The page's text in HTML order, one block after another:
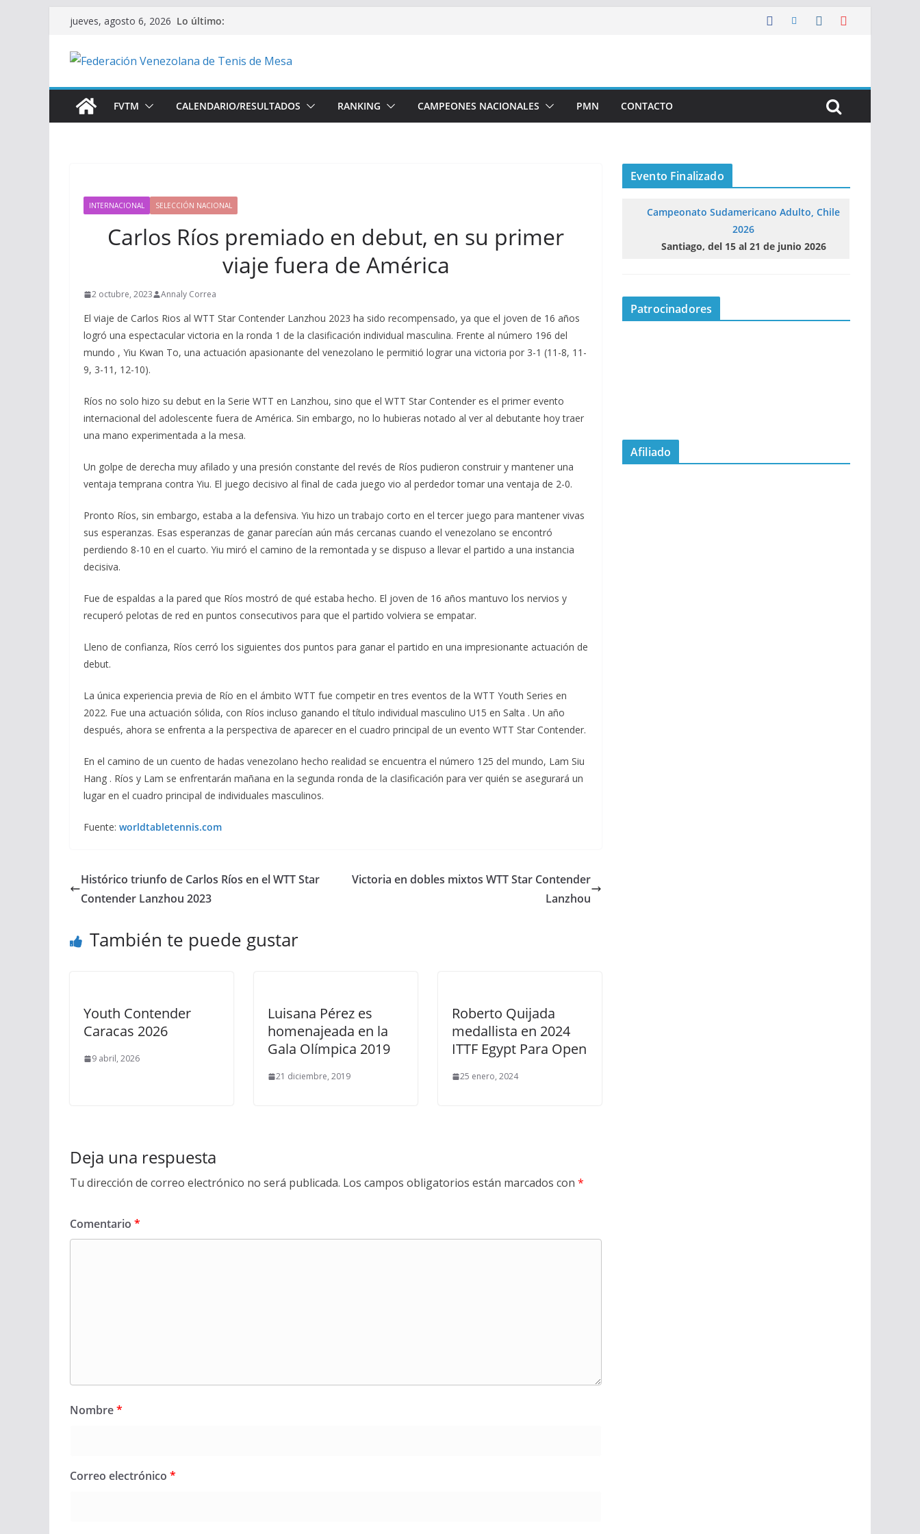
Saltar
contenido
jueves, agosto 6, 2026 Lo último:
FVTM CALENDARIO/RESULTADOS RANKING CAMPEONES NACIONALES PMN CONTACTO
INTERNACIONAL SELECCIÓN NACIONAL
Carlos Ríos premiado en debut, en su primer
viaje fuera de América
2 octubre, 2023 Annaly Correa
El viaje de Carlos Rios al WTT Star Contender Lanzhou 2023 ha sido recompensado, ya que el joven de 16 años
logró una espectacular victoria en la ronda 1 de la clasificación individual masculina. Frente al número 196 del
mundo , Yiu Kwan To, una actuación apasionante del venezolano le permitió lograr una victoria por 3-1 (11-8, 11-
9, 3-11, 12-10).
Ríos no solo hizo su debut en la Serie WTT en Lanzhou, sino que el WTT Star Contender es el primer evento
internacional del adolescente fuera de América. Sin embargo, no lo hubieras notado al ver al debutante hoy traer
una mano experimentada a la mesa.
Un golpe de derecha muy afilado y una presión constante del revés de Ríos pudieron construir y mantener una
ventaja temprana contra Yiu. El juego decisivo al final de cada juego vio al perdedor tomar una ventaja de 2-0.
Pronto Ríos, sin embargo, estaba a la defensiva. Yiu hizo un trabajo corto en el tercer juego para mantener vivas
sus esperanzas. Esas esperanzas de ganar parecían aún más cercanas cuando el venezolano se encontró
perdiendo 8-10 en el cuarto. Yiu miró el camino de la remontada y se dispuso a llevar el partido a una instancia
decisiva.
Fue de espaldas a la pared que Ríos mostró de qué estaba hecho. El joven de 16 años mantuvo los nervios y
recuperó pelotas de red en puntos consecutivos para que el partido volviera se empatar.
Lleno de confianza, Ríos cerró los siguientes dos puntos para ganar el partido en una impresionante actuación de
debut.
La única experiencia previa de Río en el ámbito WTT fue competir en tres eventos de la WTT Youth Series en
2022. Fue una actuación sólida, con Ríos incluso ganando el título individual masculino U15 en Salta . Un año
después, ahora se enfrenta a la perspectiva de aparecer en el cuadro principal de un evento WTT Star Contender.
En el camino de un cuento de hadas venezolano hecho realidad se encuentra el número 125 del mundo, Lam Siu
Hang . Ríos y Lam se enfrentarán mañana en la segunda ronda de la clasificación para ver quién se asegurará un
lugar en el cuadro principal de individuales masculinos.
Fuente: worldtabletennis.com
Histórico triunfo de Carlos Ríos en el WTT Star
Contender Lanzhou 2023
Victoria en dobles mixtos WTT Star Contender
Lanzhou
También te puede gustar
Youth Contender
Caracas 2026
9 abril, 2026
Luisana Pérez es
homenajeada en la
Gala Olímpica 2019
21 diciembre, 2019
Roberto Quijada
medallista en 2024
ITTF Egypt Para Open
25 enero, 2024
Deja una respuesta
Tu dirección de correo electrónico no será publicada. Los campos obligatorios están marcados con *
Comentario *
Nombre*
Correo electrónico *
Evento Finalizado
Campeonato Sudamericano Adulto, Chile
2026
Santiago, del 15 al 21 de junio 2026
Patrocinadores
Afiliado